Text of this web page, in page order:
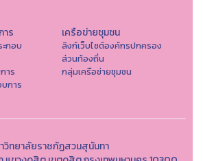
าร
กอบ
าร
การ
เครือข่ายชุมชน
ลิงก์เว็บไซต์องค์กรปกครอง
ส่วนท้องถิ่น
กลุ่มเครือข่ายชุมชน
ทยาลัยราชภัฏสวนสุนันทา